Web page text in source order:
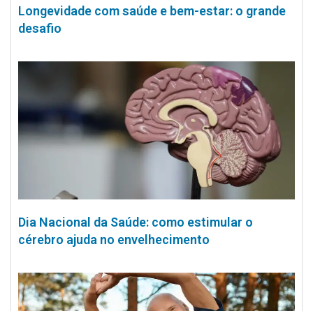
Longevidade com saúde e bem-estar: o grande
desafio
Dia Nacional da Saúde: como estimular o
cérebro ajuda no envelhecimento